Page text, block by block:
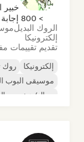
> 800 إجابة تم تقديمها
الروك البديل
إلكترونيكا
تقديم تقييمات
إلكترونيكا روك
موسيقى البوب
ميتال/هيفي ميتال